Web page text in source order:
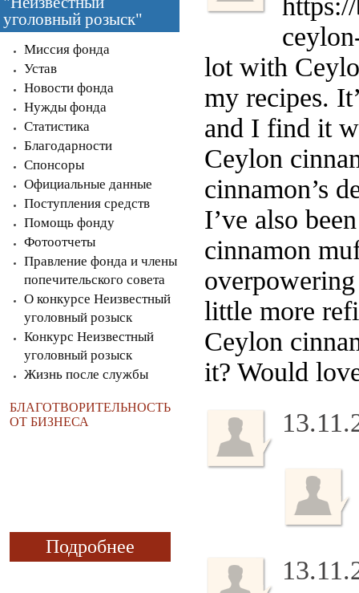
уголовный розыск"
Миссия фонда
Устав
Новости фонда
Нужды фонда
Статистика
Благодарности
Спонсоры
Официальные данные
Поступления средств
Помощь фонду
Фотоотчеты
Правление фонда и члены
попечительского совета
О конкурсе Неизвестный
уголовный розыск
Конкурс Неизвестный
уголовный розыск
Жизнь после службы
БЛАГОТВОРИТЕЛЬНОСТЬ
ОТ БИЗНЕСА
Подробнее
lot with
my recipes.
and I find it
Ceylon
cinnamon’s
I’ve also
cinnamon
little more
Ceylon
it? Would